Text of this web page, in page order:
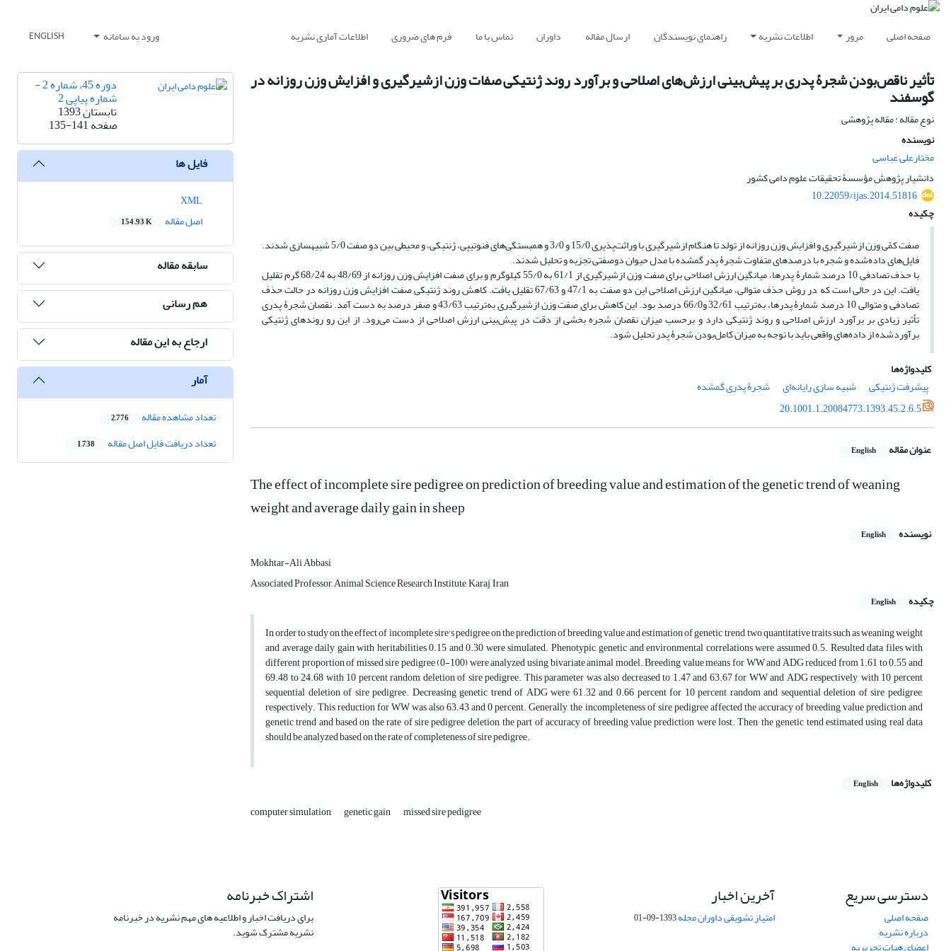
صفحه اصلی مرور اطلاعات نشریه راهنمای نویسندگان ارسال مقاله داوران تماس با ما فرم های ضروری اطلاعات آماری نشریه ورود به سامانه ENGLISH
تأثیر ناقص‌بودن شجرۀ پدری بر پیش‌بینی ارزش‌های اصلاحی و برآورد روند ژنتیکی صفات وزن ازشیرگیری و افزایش وزن روزانه در
گوسفند
نوع مقاله : مقاله پژوهشی
نویسنده
مختارعلی عباسی
دانشیار پژوهش مؤسسۀ تحقیقات علوم دامی کشور
10.22059/ijas.2014.51816
چکیده
صفت کمّی وزن ازشیرگیری و افزایش وزن روزانه از تولد تا هنگام ازشیرگیری با وراثت‌پذیری 15/0 و 3/0 و همبستگی‌های فنوتیپی، ژنتیکی، و محیطی بین دو صفت 5/0 شبیه‏سازی شدند.
فایل‌های داده‌شده و شجره با درصد‌های متفاوت شجرۀ پدر گمشده با مدل حیوان دوصفتی تجزیه و تحلیل شدند.
با حذف تصادفی 10 درصد شمارۀ پدرها، میانگین ارزش اصلاحی برای صفت وزن ازشیرگیری از 61/1 به 55/0 کیلوگرم و برای صفت افزایش وزن روزانه از 48/69 به 68/24 گرم تقلیل
یافت. این در حالی است که در روش حذف متوالی، میانگین ارزش اصلاحی این دو صفت به 47/1 و 67/63 تقلیل یافت. کاهش روند ژنتیکی صفت افزایش وزن روزانه در حالت حذف
تصادفی و متوالی 10 درصد شمارۀ پدرها، به‌‌ترتیب 32/61 و66/0 درصد بود. این کاهش برای صفت وزن ازشیرگیری به‌‌ترتیب 43/63 و صفر درصد به دست آمد. نقصان شجرۀ پدری
تأثیر زیادی بر برآورد ارزش اصلاحی و روند ژنتیکی دارد و برحسب میزان نقصان شجره‌ بخشی از دقت در پیش‌بینی ارزش اصلاحی از دست می‌رود. از این رو روندهای ژنتیکی
برآورد‌شده از داده‌های واقعی باید با توجه به میزان کامل‌بودن شجرۀ پدر تحلیل شود.
کلیدواژه‌ها
پیشرفت ژنتیکی
شبیه ‏سازی رایانه‌ای
شجرۀ پدری گمشده
20.1001.1.20084773.1393.45.2.6.5
عنوان مقاله English
The effect of incomplete sire pedigree on prediction of breeding value and estimation of the genetic trend of weaning
weight and average daily gain in sheep
نویسنده English
Mokhtar-Ali Abbasi
Associated Professor, Animal Science Research Institute, Karaj, Iran
چکیده
English
In order to study on the effect of incomplete sire's pedigree on the prediction of breeding value and estimation of genetic trend, two quantitative traits such as weaning weight
and average daily gain with heritabilities 0.15 and 0.30 were simulated. Phenotypic, genetic and environmental correlations were assumed 0.5. Resulted data files with
different proportion of missed sire pedigree (0-100) were analyzed using bivariate animal model. Breeding value means for WW and ADG reduced from 1.61 to 0.55 and
69.48 to 24.68 with 10 percent random deletion of sire pedigree. This parameter was also decreased to 1.47 and 63.67 for WW and ADG respectively, with 10 percent
sequential deletion of sire pedigree. Decreasing genetic trend of ADG were 61.32 and 0.66 percent for 10 percent random and sequential deletion of sire pedigree,
respectively. This reduction for WW was also 63.43 and 0 percent. Generally, the incompleteness of sire pedigree affected the accuracy of breeding value prediction and
genetic trend and based on the rate of sire pedigree deletion, the part of accuracy of breeding value prediction were lost. Then, the genetic tend estimated using real data
should be analyzed based on the rate of completeness of sire pedigree.
کلیدواژه‌ها English
computer simulation genetic gain missed sire pedigree
دوره 45، شماره 2 -
شماره پیاپی 2
تابستان 1393
صفحه135-141
فایل ها
اصل مقاله
154.93 K
سابقه مقاله
هم رسانی
ارجاع به این مقاله
آمار
تعداد مشاهده مقاله 2,776
تعداد دریافت فایل اصل مقاله 1,738
دسترسی سریع
صفحه اصلی
درباره نشریه
آخرین اخبار
امتیاز تشویقی داوران مجله1393-09-01
اشتراک خبرنامه
برای دریافت اخبار و اطلاعیه های مهم نشریه در خبرنامه
نشریه مشترک شوید.